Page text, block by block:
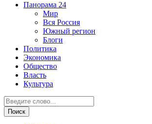
Панорама 24
Мир
Вся Россия
Южный регион
Блоги
Политика
Экономика
Общество
Власть
Культура